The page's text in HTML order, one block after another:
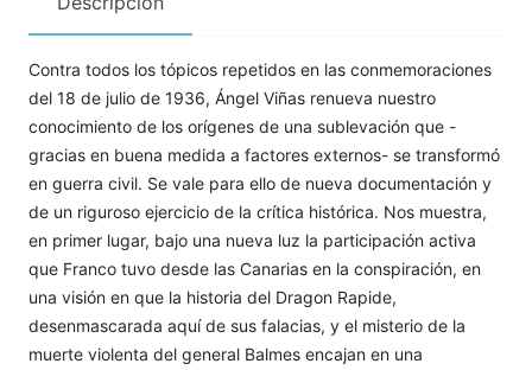
Contra todos los tópicos repetidos en las conmemoraciones
del 18 de julio de 1936, Ángel Viñas renueva nuestro
conocimiento de los orígenes de una sublevación que -
gracias en buena medida a factores externos- se transformó
en guerra civil. Se vale para ello de nueva documentación y
de un riguroso ejercicio de la crítica histórica. Nos muestra,
en primer lugar, bajo una nueva luz la participación activa
que Franco tuvo desde las Canarias en la conspiración, en
una visión en que la historia del Dragon Rapide,
desenmascarada aquí de sus falacias, y el misterio de la
muerte violenta del general Balmes encajan en una